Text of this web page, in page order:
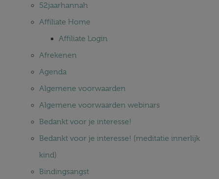
52jaarhannah
Affiliate Home
Affiliate Login
Afrekenen
Agenda
Algemene voorwaarden
Algemene voorwaarden webinars
Bedankt voor je interesse!
Bedankt voor je interesse! (meditatie innerlijk
kind)
Bindingsangst